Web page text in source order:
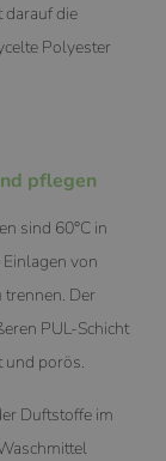
darauf die
Polyester
pflegen
sind 60°C in
von
Der
PUL-Schicht
und porös.
Duftstoffe im